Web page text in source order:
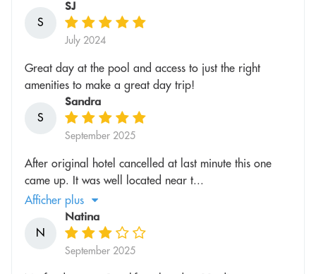
S
SJ
July 2024
Great day at the pool and access to just the right
amenities to make a great day trip!
S
Sandra
September 2025
After original hotel cancelled at last minute this one
came up. It was well located near t...
Afficher plus
N
Natina
September 2025